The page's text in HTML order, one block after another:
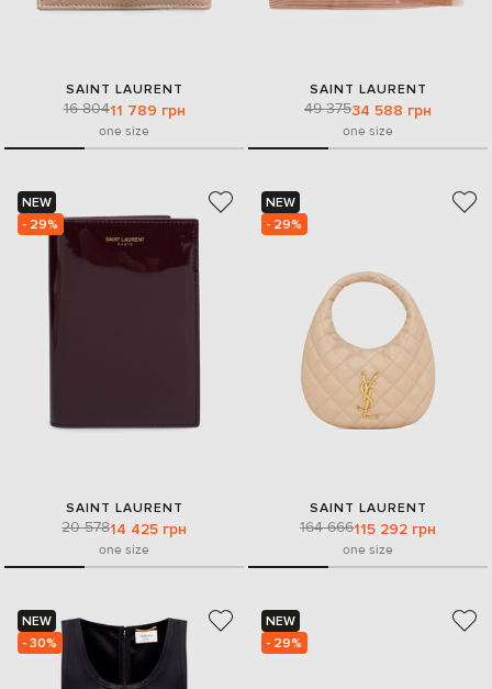
SAINT LAURENT
16 80411 789 грн
one size
SAINT LAURENT
49 37534 588 грн
one size
NEW
- 29%
SAINT LAURENT
20 57814 425 грн
one size
NEW
- 29%
SAINT LAURENT
164 666115 292 грн
one size
NEW
- 30%
NEW
- 29%